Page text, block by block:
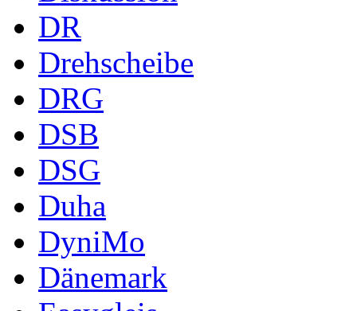
DR
Drehscheibe
DRG
DSB
DSG
Duha
DyniMo
Dänemark